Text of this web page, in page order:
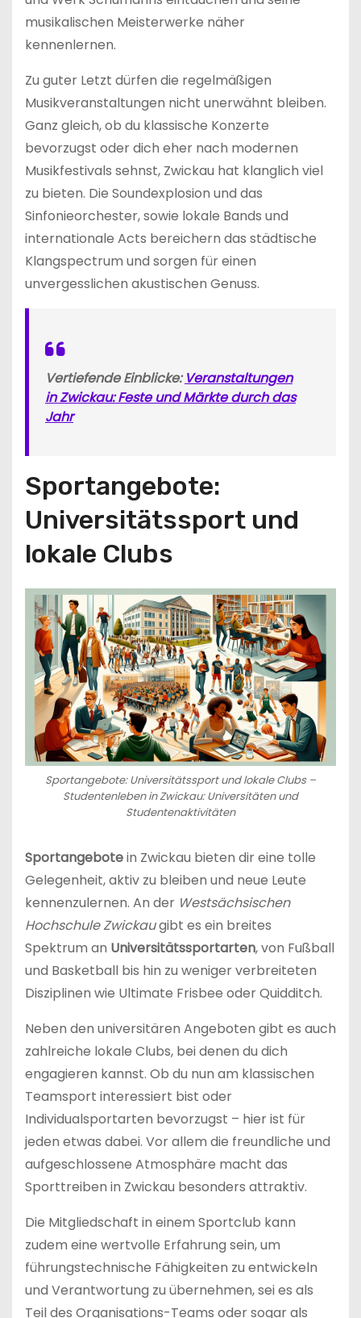
musikalischen Meisterwerke näher
kennenlernen.
Zu guter Letzt dürfen die regelmäßigen
Musikveranstaltungen nicht unerwähnt bleiben.
Ganz gleich, ob du klassische Konzerte
bevorzugst oder dich eher nach modernen
Musikfestivals sehnst, Zwickau hat klanglich viel
zu bieten. Die Soundexplosion und das
Sinfonieorchester, sowie lokale Bands und
internationale Acts bereichern das städtische
Klangspectrum und sorgen für einen
unvergesslichen akustischen Genuss.
Vertiefende Einblicke:Veranstaltungen
in Zwickau: Feste und Märkte durch das
Jahr
Sportangebote:
Universitätssport und
lokale Clubs
Sportangebote: Universitätssport und lokale Clubs –
Studentenleben in Zwickau: Universitäten und
Studentenaktivitäten
Sportangebotein Zwickau bieten dir eine tolle
Gelegenheit, aktiv zu bleiben und neue Leute
kennenzulernen. An der Westsächsischen
Hochschule Zwickaugibt es ein breites
Spektrum an Universitätssportarten, von Fußball
und Basketball bis hin zu weniger verbreiteten
Disziplinen wie Ultimate Frisbee oder Quidditch.
Neben den universitären Angeboten gibt es auch
zahlreiche lokale Clubs, bei denen du dich
engagieren kannst. Ob du nun am klassischen
Teamsport interessiert bist oder
Individualsportarten bevorzugst – hier ist für
jeden etwas dabei. Vor allem die freundliche und
aufgeschlossene Atmosphäre macht das
Sporttreiben in Zwickau besonders attraktiv.
Die Mitgliedschaft in einem Sportclub kann
zudem eine wertvolle Erfahrung sein, um
führungstechnische Fähigkeiten zu entwickeln
und Verantwortung zu übernehmen, sei es als
Teil des Organisations-Teams oder sogar als